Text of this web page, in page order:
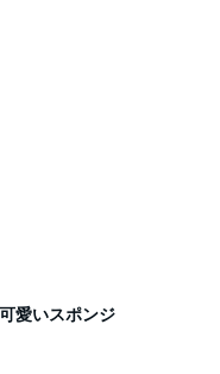
愛いスポンジ